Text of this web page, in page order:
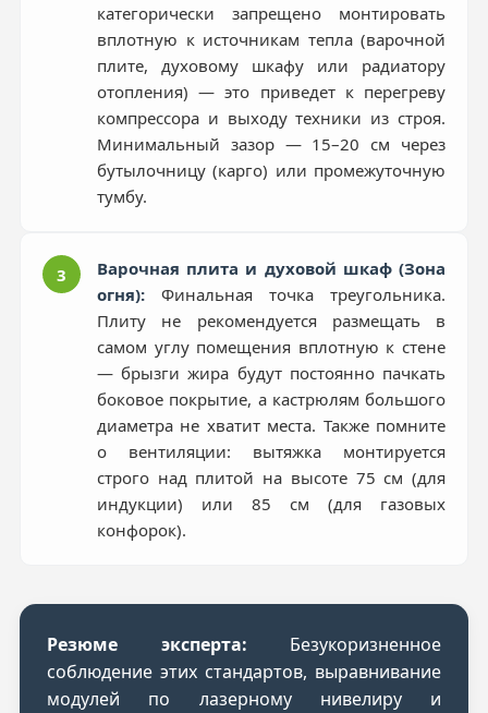
категорически запрещено монтировать
вплотную к источникам тепла (варочной
плите, духовому шкафу или радиатору
отопления) — это приведет к перегреву
компрессора и выходу техники из строя.
Минимальный зазор — 15–20 см через
бутылочницу (карго) или промежуточную
тумбу.
3
Варочная плита и духовой шкаф (Зона
огня): Финальная точка треугольника.
Плиту не рекомендуется размещать в
самом углу помещения вплотную к стене
— брызги жира будут постоянно пачкать
боковое покрытие, а кастрюлям большого
диаметра не хватит места. Также помните
о вентиляции: вытяжка монтируется
строго над плитой на высоте 75 см (для
индукции) или 85 см (для газовых
конфорок).
Резюме эксперта: Безукоризненное
соблюдение этих стандартов, выравнивание
модулей по лазерному нивелиру и